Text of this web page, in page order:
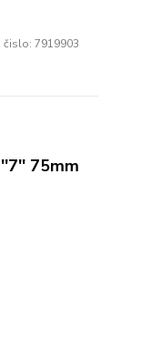
čislo: 7919903
75mm